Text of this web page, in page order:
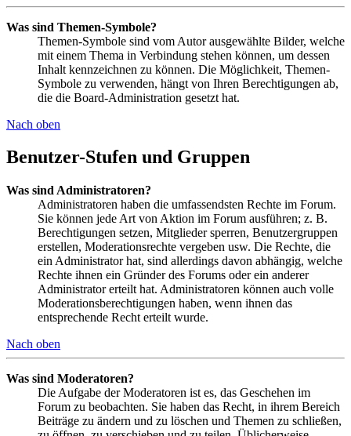
Was sind Themen-Symbole?
Themen-Symbole sind vom Autor ausgewählte Bilder, welche
mit einem Thema in Verbindung stehen können, um dessen
Inhalt kennzeichnen zu können. Die Möglichkeit, Themen-
Symbole zu verwenden, hängt von Ihren Berechtigungen ab,
die die Board-Administration gesetzt hat.
Nach oben
Benutzer-Stufen und Gruppen
Was sind Administratoren?
Administratoren haben die umfassendsten Rechte im Forum.
Sie können jede Art von Aktion im Forum ausführen; z. B.
Berechtigungen setzen, Mitglieder sperren, Benutzergruppen
erstellen, Moderationsrechte vergeben usw. Die Rechte, die
ein Administrator hat, sind allerdings davon abhängig, welche
Rechte ihnen ein Gründer des Forums oder ein anderer
Administrator erteilt hat. Administratoren können auch volle
Moderationsberechtigungen haben, wenn ihnen das
entsprechende Recht erteilt wurde.
Nach oben
Was sind Moderatoren?
Die Aufgabe der Moderatoren ist es, das Geschehen im
Forum zu beobachten. Sie haben das Recht, in ihrem Bereich
Beiträge zu ändern und zu löschen und Themen zu schließen,